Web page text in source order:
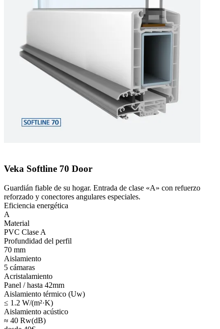
Veka Softline 70 Door
Guardián fiable de su hogar. Entrada de clase «A» con refuerzo
reforzado y conectores angulares especiales.
Eficiencia energética
A
Material
PVC Clase A
Profundidad del perfil
70 mm
Aislamiento
5 cámaras
Acristalamiento
Panel / hasta 42mm
Aislamiento térmico (Uw)
≤ 1.2 W/(m²·K)
Aislamiento acústico
≈ 40 Rw(dB)